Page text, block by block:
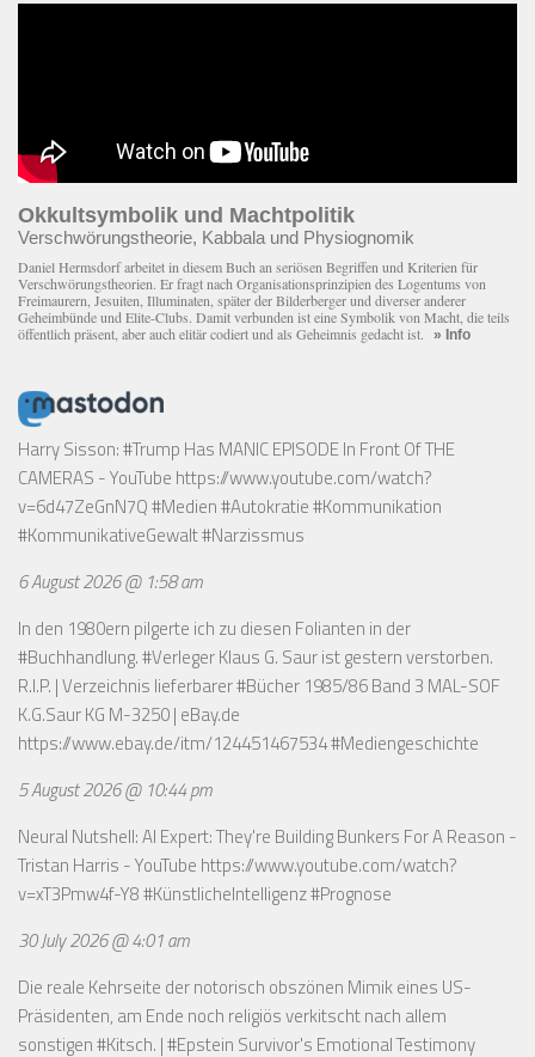
Okkultsymbolik und Machtpolitik
Verschwörungstheorie, Kabbala und Physiognomik
Daniel Hermsdorf arbeitet in diesem Buch an seriösen Begriffen und Kriterien für
Verschwörungstheorien. Er fragt nach Organisationsprinzipien des Logentums von
Freimaurern, Jesuiten, Illuminaten, später der Bilderberger und diverser anderer
Geheimbünde und Elite-Clubs. Damit verbunden ist eine Symbolik von Macht, die teils
öffentlich präsent, aber auch elitär codiert und als Geheimnis gedacht ist. » Info
Harry Sisson: #Trump Has MANIC EPISODE In Front Of THE
CAMERAS - YouTube https://www.youtube.com/watch?
v=6d47ZeGnN7Q#Medien #Autokratie #Kommunikation
#KommunikativeGewalt #Narzissmus
6 August 2026 @ 1:58 am
In den 1980ern pilgerte ich zu diesen Folianten in der
#Buchhandlung. #Verleger Klaus G. Saur ist gestern verstorben.
R.I.P. | Verzeichnis lieferbarer #Bücher 1985/86 Band 3 MAL-SOF
K.G.Saur KG M-3250 | eBay.de
https://www.ebay.de/itm/124451467534#Mediengeschichte
5 August 2026 @ 10:44 pm
Neural Nutshell: AI Expert: They're Building Bunkers For A Reason -
Tristan Harris - YouTube https://www.youtube.com/watch?
v=xT3Pmw4f-Y8#KünstlicheIntelligenz #Prognose
30 July 2026 @ 4:01 am
Die reale Kehrseite der notorisch obszönen Mimik eines US-
Präsidenten, am Ende noch religiös verkitscht nach allem
sonstigen #Kitsch. | #Epstein Survivor's Emotional Testimony